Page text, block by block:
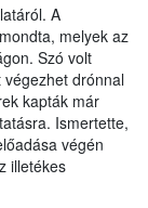
A
melyek az
Szó volt
drónnal
kapták már
Ismertette,
végén
illetékes